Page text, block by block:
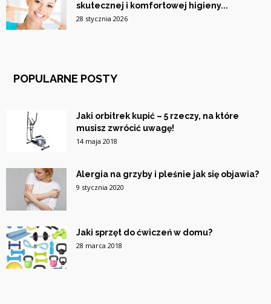
skutecznej i komfortowej higieny...
28 stycznia 2026
POPULARNE POSTY
Jaki orbitrek kupić – 5 rzeczy, na które
musisz zwrócić uwagę!
14 maja 2018
Alergia na grzyby i pleśnie jak się objawia?
9 stycznia 2020
Jaki sprzęt do ćwiczeń w domu?
28 marca 2018